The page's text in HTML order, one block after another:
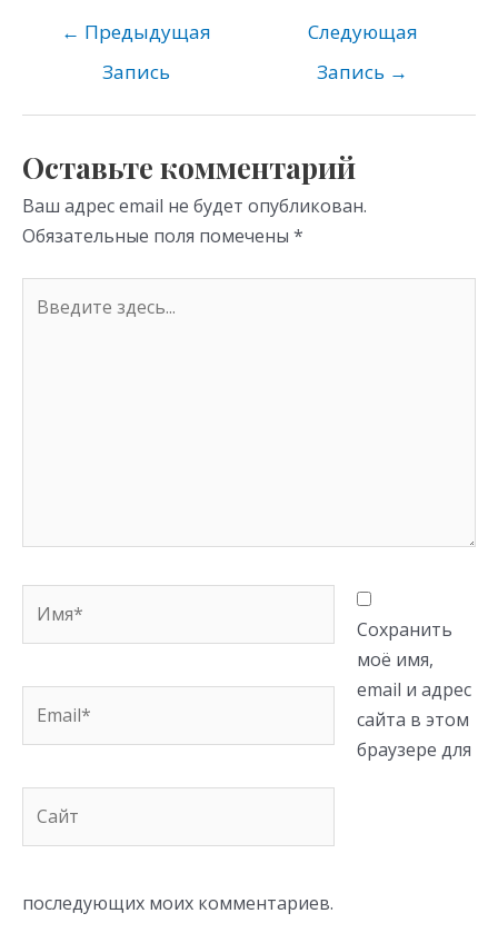
o
kl
as
ni
ki
gr
a
m p
← Предыдущая
Запись
Следующая
Запись →
Оставьте комментарий
Ваш адрес email не будет опубликован.
Обязательные поля помечены *
здесь...
Сохранить
моё имя,
email и адрес
сайта в этом
браузере для
последующих моих комментариев.